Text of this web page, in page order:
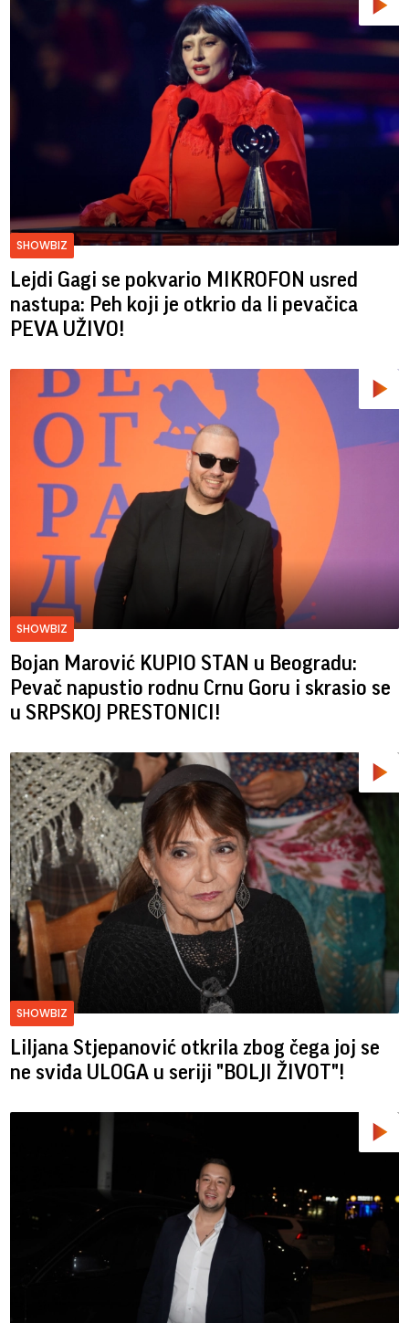
SHOWBIZ
Lejdi Gagi se pokvario MIKROFON usred
nastupa: Peh koji je otkrio da li pevačica
PEVA UŽIVO!
SHOWBIZ
Bojan Marović KUPIO STAN u Beogradu:
Pevač napustio rodnu Crnu Goru i skrasio se
u SRPSKOJ PRESTONICI!
SHOWBIZ
Liljana Stjepanović otkrila zbog čega joj se
ne sviđa ULOGA u seriji "BOLJI ŽIVOT"!